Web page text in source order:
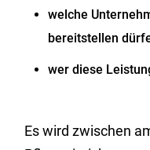
welche
bereitstellen
wer diese
Es wird zwischen